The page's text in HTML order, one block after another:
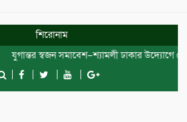
শিরোনাম
স্বজন সমাবেশ–শ্যামলী ঢাকার উদ্যোগে দোয়া ও